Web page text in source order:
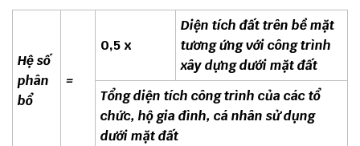
Hệ số
phân
bổ
=
0,5 x
Diện tích đất trên bề mặt
tương ứng với công trình
xây dựng dưới mặt đất
Tổng diện tích công trình của các tổ
chức, hộ gia đình, cá nhân sử dụng
dưới mặt đất